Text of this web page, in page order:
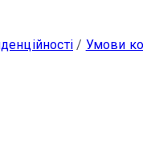
/ Умови